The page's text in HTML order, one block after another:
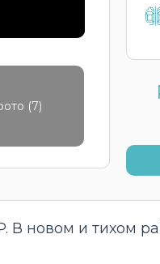
(7)
В новом и тихом